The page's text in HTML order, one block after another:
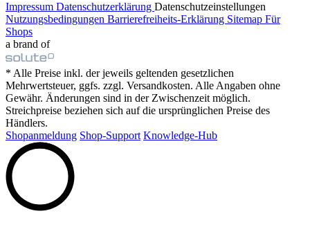
Impressum Datenschutzerklärung Datenschutzeinstellungen
Nutzungsbedingungen Barrierefreiheits-Erklärung Sitemap Für
Shops
a brand of
* Alle Preise inkl. der jeweils geltenden gesetzlichen
Mehrwertsteuer, ggfs. zzgl. Versandkosten. Alle Angaben ohne
Gewähr. Änderungen sind in der Zwischenzeit möglich.
Streichpreise beziehen sich auf die ursprünglichen Preise des
Händlers.
Shopanmeldung Shop-Support Knowledge-Hub